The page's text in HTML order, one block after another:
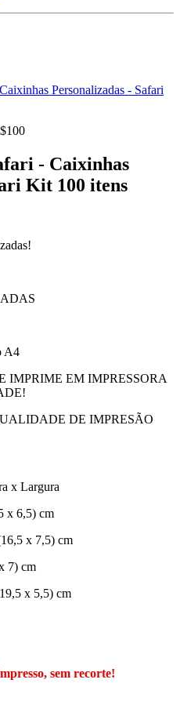
Personalizadas - Safari
- Caixinhas
Kit 100 itens
A4
IMPRIME EM IMPRESSORA
DE IMPRESÃO
Largura
6,5) cm
x 7,5) cm
cm
x 5,5) cm
sem recorte!